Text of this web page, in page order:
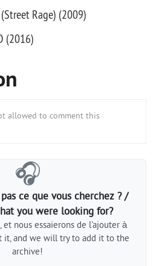
Rage) (2009)
(2016)
allowed to comment this
🎧
ce que vous cherchez ? /
you were looking for?
et nous essaierons de l'ajouter à
it, and we will try to add it to the
archive!